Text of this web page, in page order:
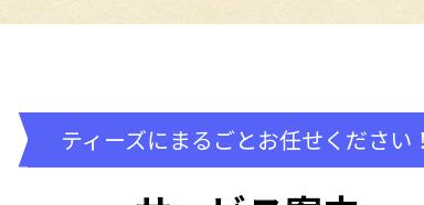
ティーズにまるごとお任せください！